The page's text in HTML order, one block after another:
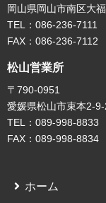
岡山県岡山市南区大
TEL：086-236-7111
FAX：086-236-7112
松山営業所
〒790-0951
愛媛県松山市束本2-
TEL：089-998-8833
FAX：089-998-8834
ホーム